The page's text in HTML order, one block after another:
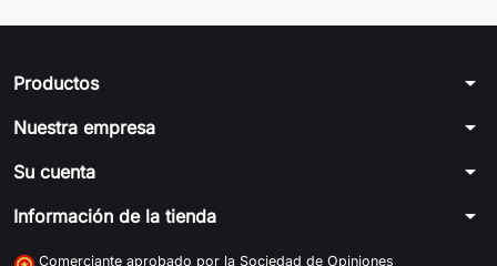
Productos arrow_drop_down
Nuestra empresa arrow_drop_down
Su cuenta arrow_drop_down
Información de la tienda arrow_drop_down
Comerciante aprobado por la Sociedad de Opiniones